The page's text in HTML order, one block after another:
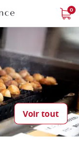
0
Voir tout